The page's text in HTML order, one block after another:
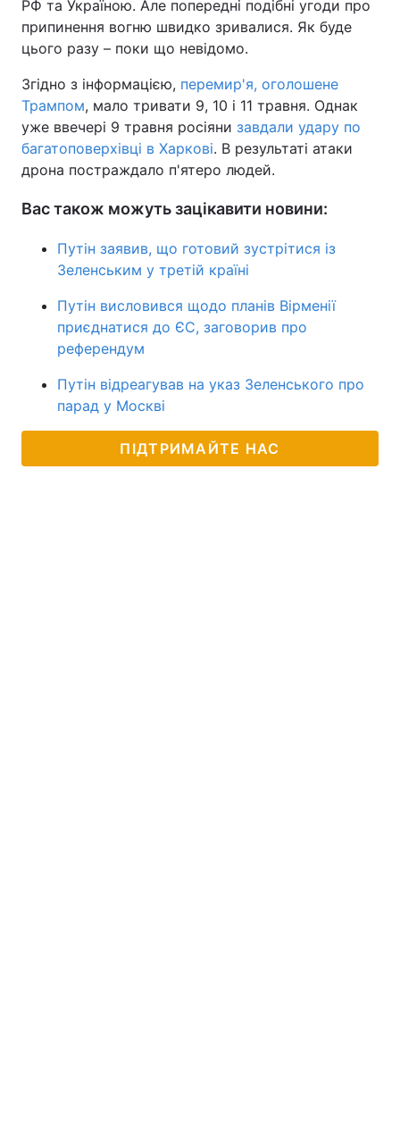
РФ та Україною. Але попередні подібні угоди про
припинення вогню швидко зривалися. Як буде
цього разу – поки що невідомо.
Згідно з інформацією, перемир'я, оголошене
Трампом, мало тривати 9, 10 і 11 травня. Однак
уже ввечері 9 травня росіяни завдали удару по
багатоповерхівці в Харкові. В результаті атаки
дрона постраждало п'ятеро людей.
Вас також можуть зацікавити новини:
Путін заявив, що готовий зустрітися із
Зеленським у третій країні
Путін висловився щодо планів Вірменії
приєднатися до ЄС, заговорив про
референдум
Путін відреагував на указ Зеленського про
парад у Москві
ПІДТРИМАЙТЕ НАС